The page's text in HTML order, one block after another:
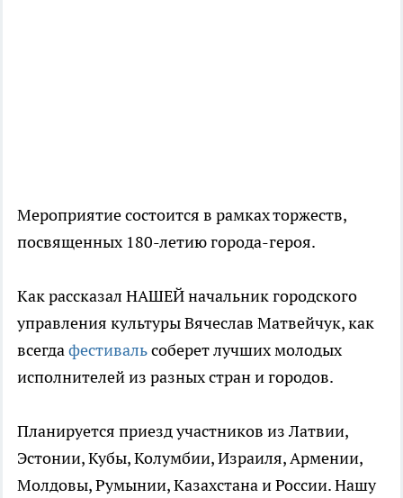
Мероприятие состоится в рамках торжеств,
посвященных 180-летию города-героя.
Как рассказал НАШЕЙ начальник городского
управления культуры Вячеслав Матвейчук, как
всегдафестивальсоберет лучших молодых
исполнителей из разных стран и городов.
Планируется приезд участников из Латвии,
Эстонии, Кубы, Колумбии, Израиля, Армении,
Молдовы, Румынии, Казахстана и России. Нашу